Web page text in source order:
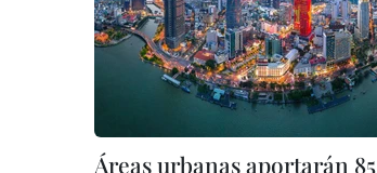
Áreas urbanas aportarán 85